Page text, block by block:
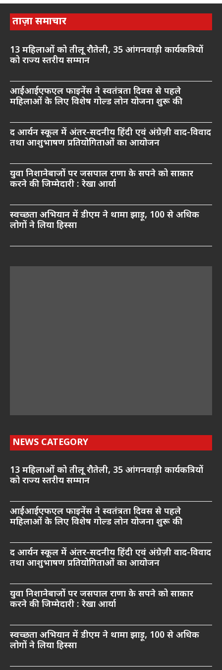
ताज़ा समाचार
13 महिलाओं को तीलू रौतेली, 35 आंगनवाड़ी कार्यकत्रियों
को राज्य स्तरीय सम्मान
आईआईएफएल फाइनेंस ने स्वतंत्रता दिवस से पहले
महिलाओं के लिए विशेष गोल्ड लोन योजना शुरू की
द आर्यन स्कूल में अंतर-सदनीय हिंदी एवं अंग्रेज़ी वाद-विवाद
तथा आशुभाषण प्रतियोगिताओं का आयोजन
युवा निशानेबाजों पर जसपाल राणा के सपने को साकार
करने की जिम्मेदारी : रेखा आर्या
स्वच्छता अभियान में डीएम ने थामा झाड़ू, 100 से अधिक
लोगों ने लिया हिस्सा
NEWS CATEGORY
13 महिलाओं को तीलू रौतेली, 35 आंगनवाड़ी कार्यकत्रियों
को राज्य स्तरीय सम्मान
आईआईएफएल फाइनेंस ने स्वतंत्रता दिवस से पहले
महिलाओं के लिए विशेष गोल्ड लोन योजना शुरू की
द आर्यन स्कूल में अंतर-सदनीय हिंदी एवं अंग्रेज़ी वाद-विवाद
तथा आशुभाषण प्रतियोगिताओं का आयोजन
युवा निशानेबाजों पर जसपाल राणा के सपने को साकार
करने की जिम्मेदारी : रेखा आर्या
स्वच्छता अभियान में डीएम ने थामा झाड़ू, 100 से अधिक
लोगों ने लिया हिस्सा